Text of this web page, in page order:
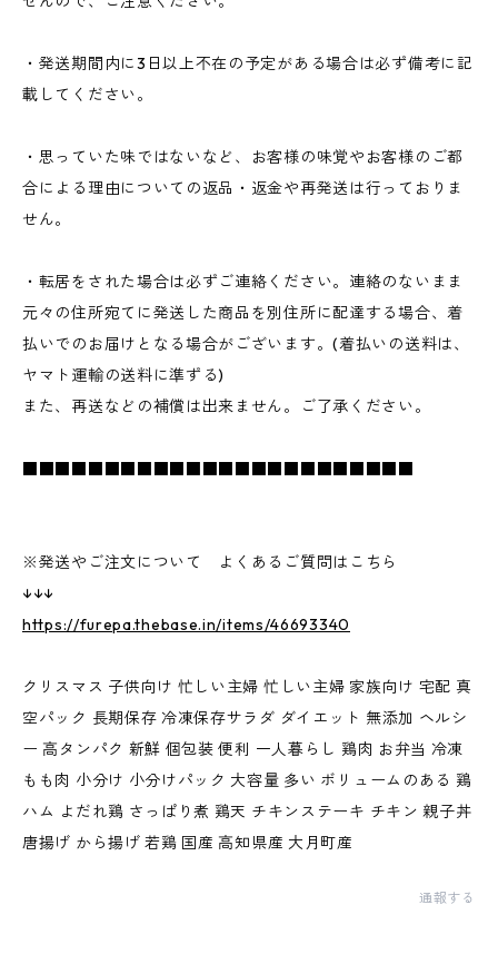
・発送期間内に3日以上不在の予定がある場合は必ず備考に記
載してください。
・思っていた味ではないなど、お客様の味覚やお客様のご都
合による理由についての返品・返金や再発送は行っておりま
せん。
・転居をされた場合は必ずご連絡ください。連絡のないまま
元々の住所宛てに発送した商品を別住所に配達する場合、着
払いでのお届けとなる場合がございます。(着払いの送料は、
ヤマト運輸の送料に準ずる)
また、再送などの補償は出来ません。ご了承ください。
■■■■■■■■■■■■■■■■■■■■■■■■
※発送やご注文について よくあるご質問はこちら
↓↓↓
https://furepa.thebase.in/items/46693340
クリスマス 子供向け 忙しい主婦 忙しい主婦 家族向け 宅配 真
空パック 長期保存 冷凍保存サラダ ダイエット 無添加 ヘルシ
ー 高タンパク 新鮮 個包装 便利 一人暮らし 鶏肉 お弁当 冷凍
もも肉 小分け 小分けパック 大容量 多い ボリュームのある 鶏
ハム よだれ鶏 さっぱり煮 鶏天 チキンステーキ チキン 親子丼
唐揚げ から揚げ 若鶏 国産 高知県産 大月町産
通報する